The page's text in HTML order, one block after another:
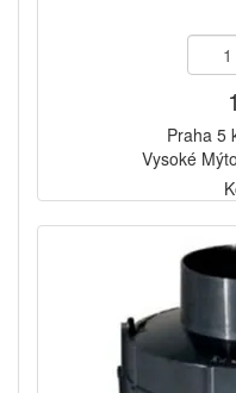
Praha 5
Vysoké